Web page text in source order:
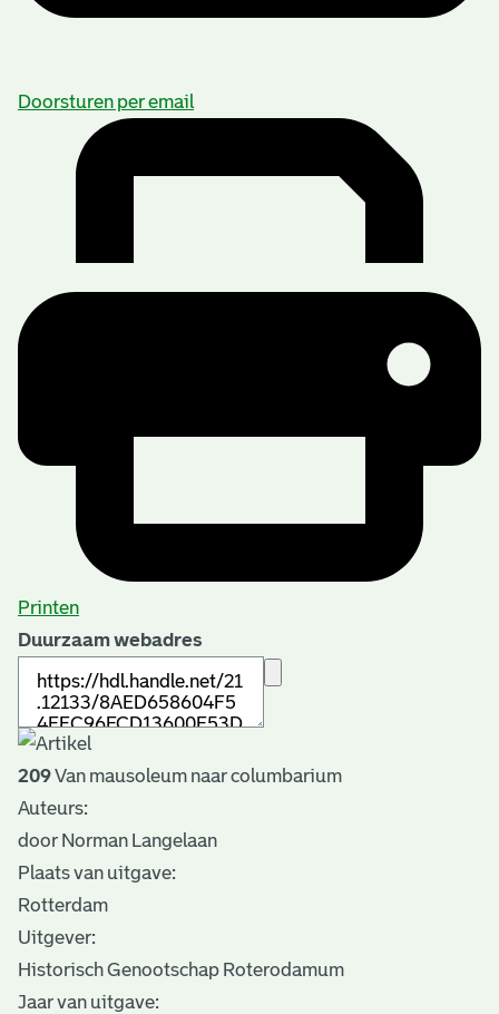
Doorsturen per email
Printen
Duurzaam webadres
209Van mausoleum naar columbarium
Auteurs:
door Norman Langelaan
Plaats van uitgave:
Rotterdam
Uitgever:
Historisch Genootschap Roterodamum
Jaar van uitgave: